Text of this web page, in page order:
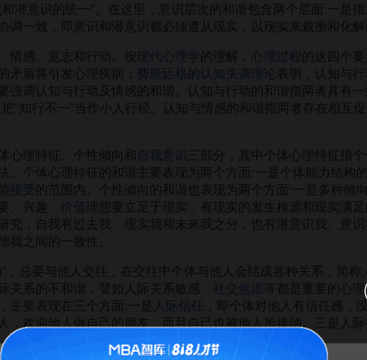
和潜意识的统一”。在这里，意识层次的和谐包含两个层面:一
调一致，即意识和潜意识都必须遵从现实，以现实来裁衡和化解
、情感、意志和行动。按 现代心理学的理解， 心理过程 的这四个
矛盾将引发心理疾病； 费斯廷格的认知失调理论表明，认知与
强调认知与行动及情感的和谐。认知与行动的和谐指两者具有
“知行不一”当作小人行径。认知与情感的和谐指两者存在相互
心理特征、个性倾向和 自我意识 三部分，其中个体心理特征指个
。个体心理特征的和谐主要表现为两个方面:一是个体能力结构
接受 的范围内。个性倾向的和谐也表现为两个方面:一是多种倾
、兴趣、 价值 理想要立足于现实，有现实的发生根源和现实满
究，自我有过去我、现实我和未来我之分，也有潜意识我、意
我之间的一致性。
”，总要与他人交往，在交往中个体与他人会结成各种关系，简称
系的不和谐，譬如人际关系敏感、
社交焦虑
等都是重要的心
主要表现在三个方面:一是 人际信任
，即个体对他人有信任感，
，欢迎他人做自己的朋友，而且自己也被他人所接纳。三是人
中，总会与社会发生千丝万缕的联系。个体与社会的联系既代